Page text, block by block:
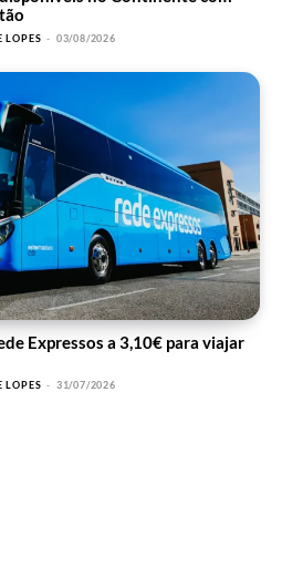
LOPES - 03/08/2026
Expressos a 3,10€ para viajar
LOPES - 31/07/2026